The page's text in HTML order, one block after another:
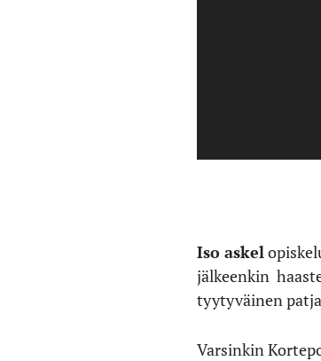
Iso askel
jälkeenkin
tyytyväinen
Varsinkin